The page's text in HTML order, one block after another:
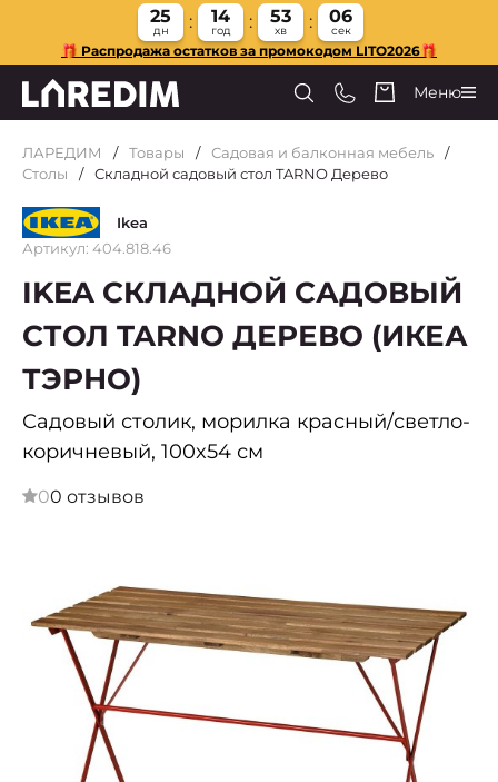
25
дн
14
год
53
хв
06
сек
🎁 Распродажа остатков за промокодом LITO2026🎁
Меню
ЛАРЕДИМ Товары
Садовая и балконная мебель
Столы
Складной садовый стол TARNO Дерево
Ikea
Артикул: 404.818.46
IKEA СКЛАДНОЙ САДОВЫЙ
СТОЛ TARNO ДЕРЕВО (ИКЕА
ТЭРНО)
Садовый столик, морилка красный/светло-
коричневый, 100x54 см
00 отзывов